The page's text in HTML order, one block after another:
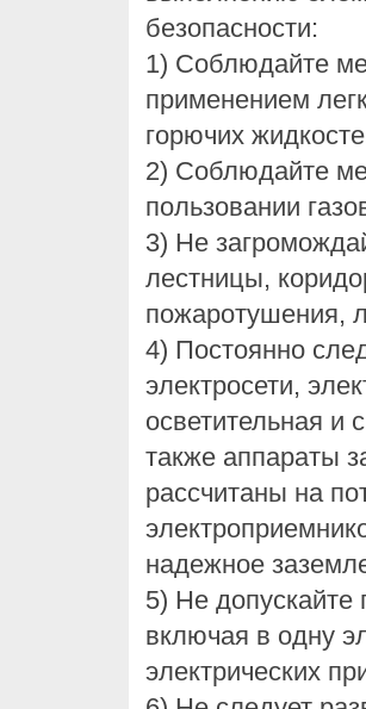
безопасности:
1) Соблюдайте
применением
горючих
2) Соблюдайте
пользовании
3) Не
лестницы,
пожаротушения,
4) Постоянно
электросети,
осветительная и
также аппараты
рассчитаны на
надежное
5) Не допускайте
включая в одну
электрических